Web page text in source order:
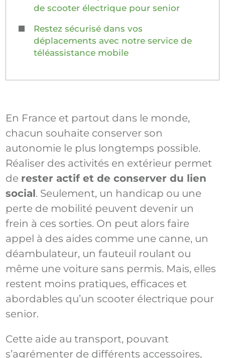
de scooter électrique pour senior
Restez sécurisé dans vos
déplacements avec notre service de
téléassistance mobile
En France et partout dans le monde,
chacun souhaite conserver son
autonomie le plus longtemps possible.
Réaliser des activités en extérieur permet
de rester actif et de conserver du lien
social. Seulement, un handicap ou une
perte de mobilité peuvent devenir un
frein à ces sorties. On peut alors faire
appel à des aides comme une canne, un
déambulateur, un fauteuil roulant ou
même une voiture sans permis. Mais, elles
restent moins pratiques, efficaces et
abordables qu’un scooter électrique pour
senior.
Cette aide au transport, pouvant
s’agrémenter de différents accessoires,